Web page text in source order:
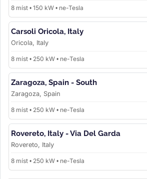
8 míst • 150 kW • ne-Tesla
Carsoli Oricola, Italy
Oricola, Italy
8 míst • 250 kW • ne-Tesla
Zaragoza, Spain - South
Zaragoza, Spain
8 míst • 250 kW • ne-Tesla
Rovereto, Italy - Via Del Garda
Rovereto, Italy
8 míst • 250 kW • ne-Tesla